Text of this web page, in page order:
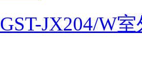
GST-JX204/W